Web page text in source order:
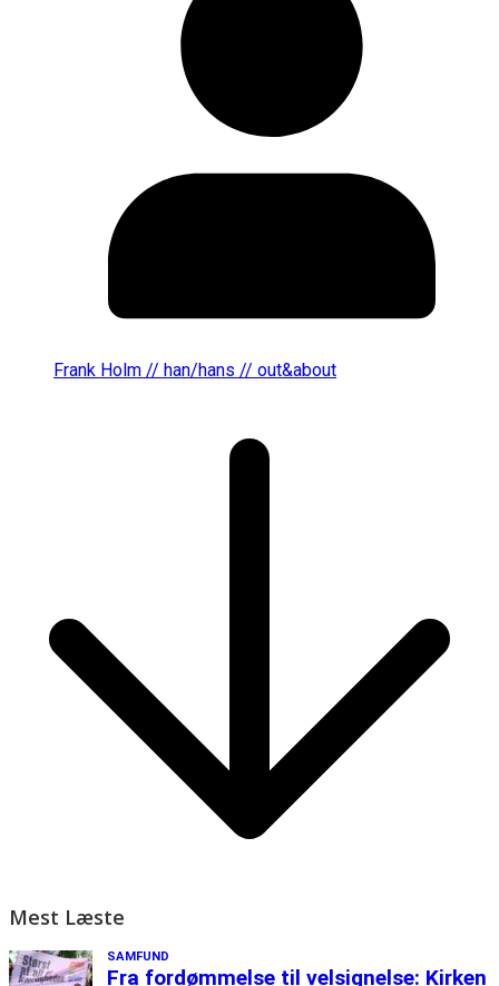
Frank Holm // han/hans // out&about
Mest Læste